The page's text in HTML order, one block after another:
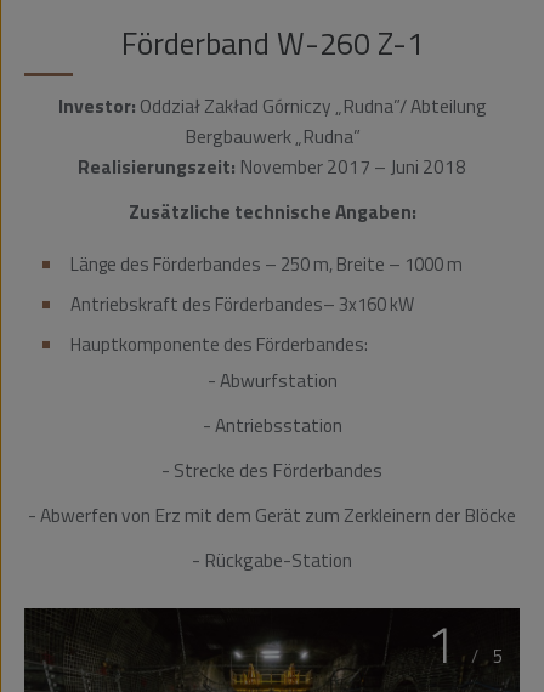
Förderband W-260 Z-1
Investor: Oddział Zakład Górniczy „Rudna”/ Abteilung
Bergbauwerk „Rudna”
Realisierungszeit: November 2017 – Juni 2018
Zusätzliche technische Angaben:
Länge des Förderbandes – 250 m, Breite – 1000 m
Antriebskraft des Förderbandes– 3x160 kW
Hauptkomponente des Förderbandes:
- Abwurfstation
- Antriebsstation
- Strecke des Förderbandes
- Abwerfen von Erz mit dem Gerät zum Zerkleinern der Blöcke
- Rückgabe-Station
1 / 5